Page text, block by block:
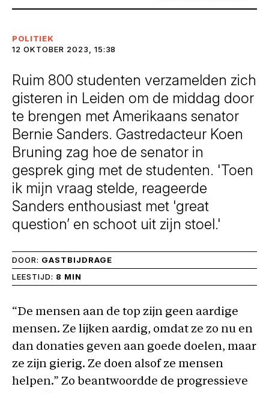
POLITIEK
12 OKTOBER 2023, 15:38
Ruim 800 studenten verzamelden zich
gisteren in Leiden om de middag door
te brengen met Amerikaans senator
Bernie Sanders. Gastredacteur Koen
Bruning zag hoe de senator in
gesprek ging met de studenten. 'Toen
ik mijn vraag stelde, reageerde
Sanders enthousiast met 'great
question’ en schoot uit zijn stoel.'
DOOR: GASTBIJDRAGE
LEESTIJD: 8 MIN
“De mensen aan de top zijn geen aardige
mensen. Ze lijken aardig, omdat ze zo nu en
dan donaties geven aan goede doelen, maar
ze zijn gierig. Ze doen alsof ze mensen
helpen.” Zo beantwoordde de progressieve